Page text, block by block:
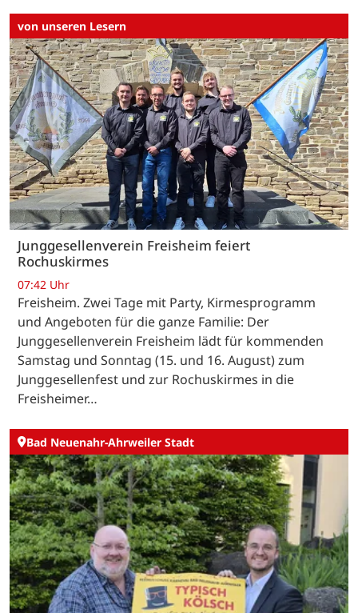
von unseren Lesern
Junggesellenverein Freisheim feiert
Rochuskirmes
07:42 Uhr
Freisheim. Zwei Tage mit Party, Kirmesprogramm
und Angeboten für die ganze Familie: Der
Junggesellenverein Freisheim lädt für kommenden
Samstag und Sonntag (15. und 16. August) zum
Junggesellenfest und zur Rochuskirmes in die
Freisheimer…
Bad Neuenahr-Ahrweiler Stadt